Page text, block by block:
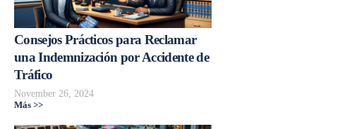
Consejos Prácticos para Reclamar
una Indemnización por Accidente de
Tráfico
November 26, 2024
Más >>